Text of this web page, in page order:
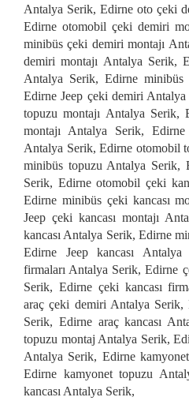
Antalya Serik, Edirne oto çeki
Edirne otomobil çeki demiri
minibüs çeki demiri montajı
demiri montajı Antalya Serik,
Antalya Serik, Edirne
Edirne Jeep çeki demiri
topuzu montajı Antalya Serik,
montajı Antalya Serik,
Antalya Serik, Edirne otomobil
minibüs topuzu Antalya Serik,
Serik, Edirne otomobil çeki
Edirne minibüs çeki kancası
Jeep çeki kancası montajı
kancası Antalya Serik, Edirne
Edirne Jeep kancası
firmaları Antalya Serik, Edirne
Serik, Edirne çeki kancası
araç çeki demiri Antalya Serik,
Serik, Edirne araç kancası
topuzu montaj Antalya Serik,
Antalya Serik, Edirne
Edirne kamyonet topuzu
kancası Antalya Serik,